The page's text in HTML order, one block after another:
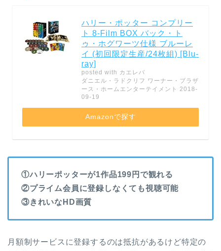
ハリー・ポッター コンプリー
ト 8-Film BOX バック・ト
ゥ・ホグワーツ仕様 ブルーレ
イ (初回限定生産/24枚組) [Blu-
ray]
posted with カエレバ
ダニエル・ラドクリフ ワーナー・ブラザ
ース・ホームエンターテイメント 2018-
09-19
Amazonで探す
①ハリーポッターが1作品199円で観れる
②プライム会員に登録しなくても視聴可能
③きれいなHD画質
月額制サービスに登録するのは抵抗があるけど特定の